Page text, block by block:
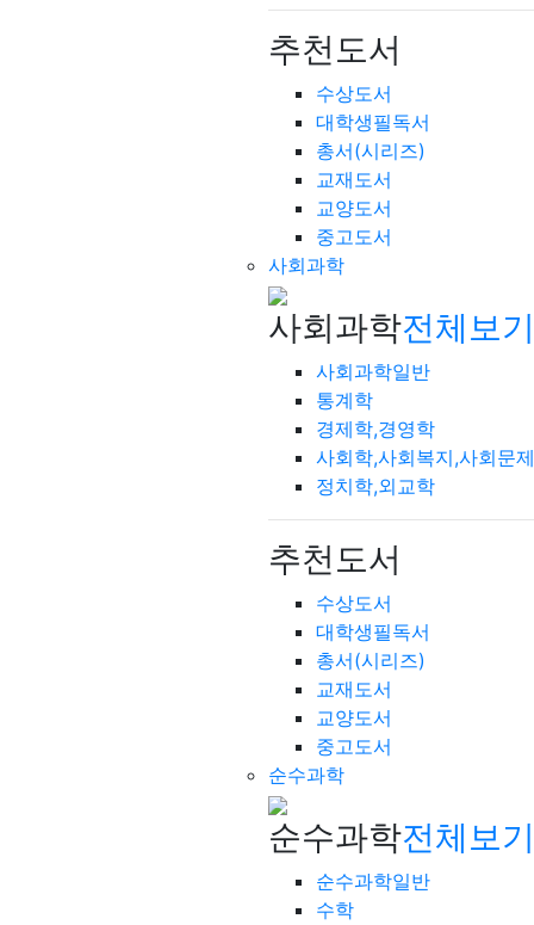
추천도서
수상도서
대학생필독서
총서(시리즈)
교재도서
교양도서
중고도서
사회과학
사회과학전체보
사회과학일반
통계학
경제학,경영학
사회학,사회복지,사회문제
정치학,외교학
추천도서
수상도서
대학생필독서
총서(시리즈)
교재도서
교양도서
중고도서
순수과학
순수과학전체보
순수과학일반
수학